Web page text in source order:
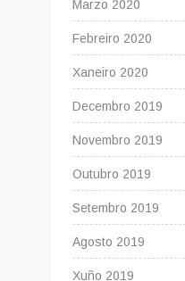
Marzo 2020
Febreiro 2020
Xaneiro 2020
Decembro 2019
Novembro 2019
Outubro 2019
Setembro 2019
Agosto 2019
Xuño 2019